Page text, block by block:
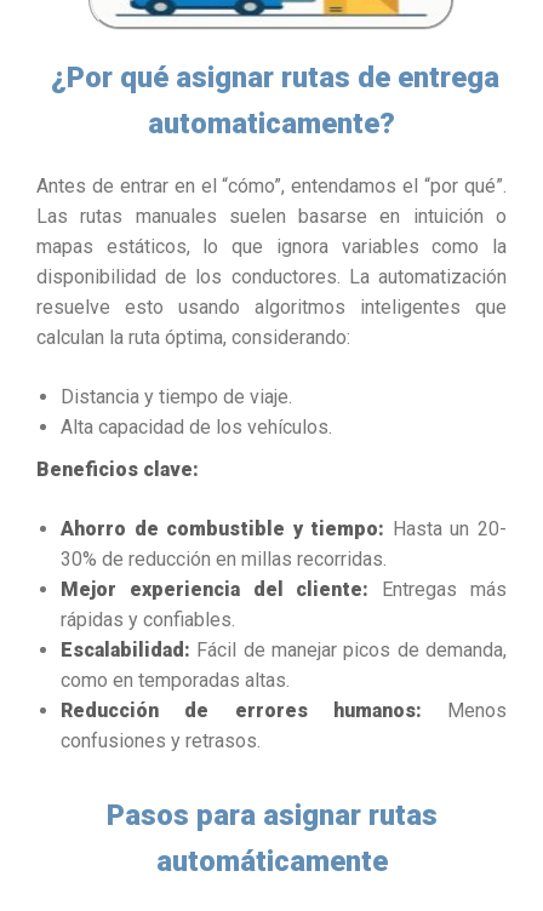
¿Por qué asignar rutas de entrega
automaticamente?
Antes de entrar en el “cómo”, entendamos el “por qué”.
Las rutas manuales suelen basarse en intuición o
mapas estáticos, lo que ignora variables como la
disponibilidad de los conductores. La automatización
resuelve esto usando algoritmos inteligentes que
calculan la ruta óptima, considerando:
Distancia y tiempo de viaje.
Alta capacidad de los vehículos.
Beneficios clave:
Ahorro de combustible y tiempo: Hasta un 20-
30% de reducción en millas recorridas.
Mejor experiencia del cliente: Entregas más
rápidas y confiables.
Escalabilidad: Fácil de manejar picos de demanda,
como en temporadas altas.
Reducción de errores humanos: Menos
confusiones y retrasos.
Pasos para asignar rutas
automáticamente